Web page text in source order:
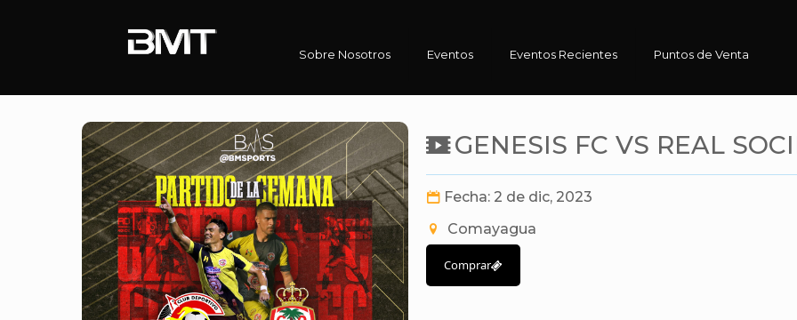
Sobre Nosotros Eventos Eventos Recientes Puntos de Venta
GENESIS FC VS REAL
Fecha: 2 de dic, 2023
Comayagua
Comprar